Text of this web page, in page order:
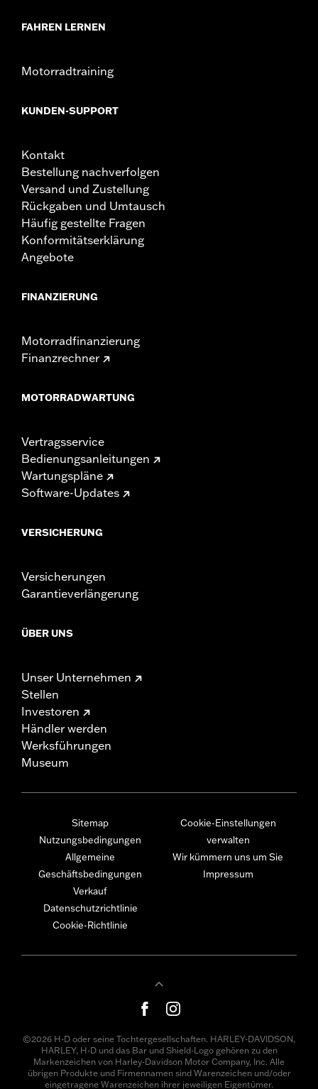
FAHREN LERNEN
Motorradtraining
KUNDEN-SUPPORT
Kontakt
Bestellung nachverfolgen
Versand und Zustellung
Rückgaben und Umtausch
Häufig gestellte Fragen
Konformitätserklärung
Angebote
FINANZIERUNG
Motorradfinanzierung
Finanzrechner
MOTORRADWARTUNG
Vertragsservice
Bedienungsanleitungen
Wartungspläne
Software-Updates
VERSICHERUNG
Versicherungen
Garantieverlängerung
ÜBER UNS
Unser Unternehmen
Stellen
Investoren
Händler werden
Werksführungen
Museum
Sitemap
Nutzungsbedingungen
Allgemeine
Geschäftsbedingungen
Verkauf
Datenschutzrichtlinie
Cookie-Richtlinie
Cookie-Einstellungen
verwalten
Wir kümmern uns um Sie
Impressum
©2026 H-D oder seine Tochtergesellschaften. HARLEY-DAVIDSON,
HARLEY, H-D und das Bar und Shield-Logo gehören zu den
Markenzeichen von Harley-Davidson Motor Company, Inc. Alle
übrigen Produkte und Firmennamen sind Warenzeichen und/oder
eingetragene Warenzeichen ihrer jeweiligen Eigentümer.